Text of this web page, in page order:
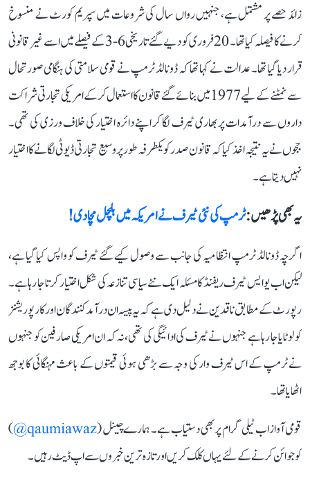
زائد حصے پر مشتمل ہے، جنہیں رواں سال کی شروعات میں سپریم کورٹ نے منسوخ
کرنے کا فیصلہ کیا تھا۔ 20 فروری کو دیے گئے تاریخی 6-3 کے فیصلے میں اسے غیر قانونی
قرار دیا گیا تھا۔ عدالت نے کہا تھا کہ ڈونالڈ ٹرمپ نے قومی سلامتی کی ہنگامی صورتحال
سے نمٹنے کے لیے 1977 میں بنائے گئے قانون کا استعمال کر کے امریکی تجارتی شراکت
داروں سے درآمدات پر بھاری ٹیرف لگا کر اپنے دائرہ اختیار کی خلاف ورزی کی تھی۔
ججوں نے یہ نتیجہ اخذ کیا کہ قانون صدر کو یکطرفہ طور پر وسیع تجارتی ڈیوٹی لگانے کا اختیار
نہیں دیتا ہے۔
یہ بھی پڑھیں :ٹرمپ کی نئی ٹیرف نے امریکہ میں ہلچل مچا دی!
اگرچہ ڈونالڈ ٹرمپ انتظامیہ کی جانب سے وصول کیے گئے ٹیرف کو واپس کیا گیا ہے،
لیکن اب یو ایس ٹیرف ریفنڈ کا مسئلہ ایک نئے سیاسی تنازعہ کی شکل اختیار کرتا جا رہا ہے۔
رپورٹ کے مطابق ناقدین نے دلیل دی ہے کہ یہ پیسہ ان درآمد کنندگان اور کارپوریشنز
کو لوٹایا جا رہا ہے جنہوں نے ٹیرف کی ادائیگی کی تھی، نہ کہ ان امریکی صارفین کو جنہوں
نے ٹرمپ کے اس ٹیرف وار کی وجہ سے بڑھی ہوئی قیمتوں کے باعث مہنگائی کا بوجھ
اٹھایا تھا۔
قومی آواز اب ٹیلی گرام پر بھی دستیاب ہے۔ ہمارے چینل (qaumiawaz@
)
کو جوائن کرنے کے لئے یہاں کلک کریں اور تازہ ترین خبروں سے اپ ڈیٹ رہیں۔